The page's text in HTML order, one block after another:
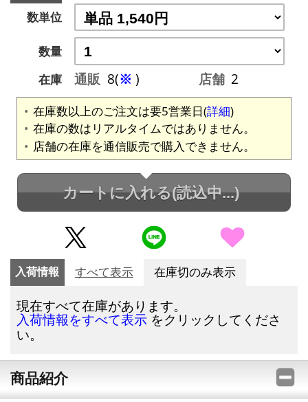
数単位
数量
在庫
通販 8(※ ) 店舗 2
在庫数以上のご注文は要5営業日(詳細)
在庫の数はリアルタイムではありません。
店舗の在庫を通信販売で購入できません。
カートに入れる(読込中...)
入荷情報 すべて表示 在庫切のみ表示
現在すべて在庫があります。
入荷情報をすべて表示 をクリックしてくださ
い。
商品紹介